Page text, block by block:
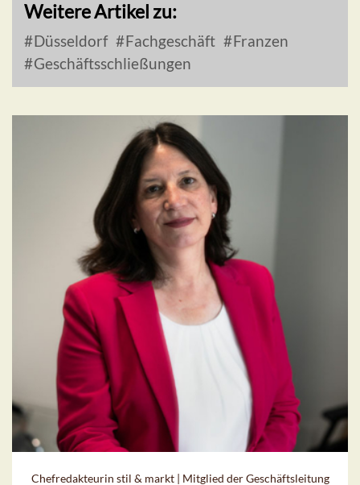
Weitere Artikel zu:
Düsseldorf Fachgeschäft
Franzen
Geschäftsschließungen
Chefredakteurin stil & markt | Mitglied der Geschäftsleitung